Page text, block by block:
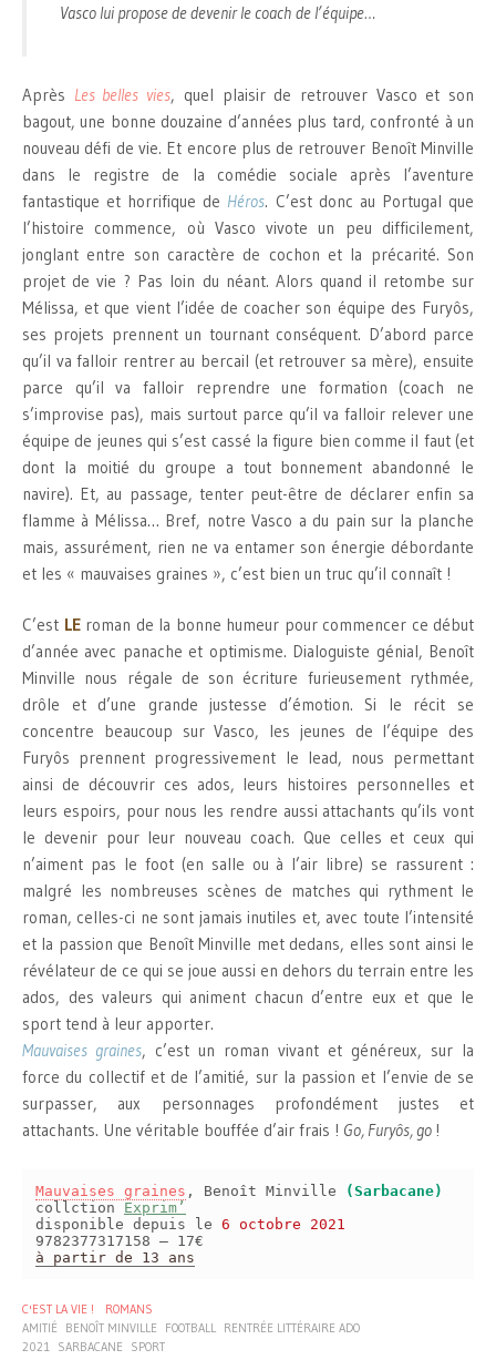
Vasco lui propose de devenir le coach de l’équipe…
Après Les belles vies, quel plaisir de retrouver Vasco et son
bagout, une bonne douzaine d’années plus tard, confronté à un
nouveau défi de vie. Et encore plus de retrouver Benoît Minville
dans le registre de la comédie sociale après l’aventure
fantastique et horrifique de Héros. C’est donc au Portugal que
l’histoire commence, où Vasco vivote un peu difficilement,
jonglant entre son caractère de cochon et la précarité. Son
projet de vie ? Pas loin du néant. Alors quand il retombe sur
Mélissa, et que vient l’idée de coacher son équipe des Furyôs,
ses projets prennent un tournant conséquent. D’abord parce
qu’il va falloir rentrer au bercail (et retrouver sa mère), ensuite
parce qu’il va falloir reprendre une formation (coach ne
s’improvise pas), mais surtout parce qu’il va falloir relever une
équipe de jeunes qui s’est cassé la figure bien comme il faut (et
dont la moitié du groupe a tout bonnement abandonné le
navire). Et, au passage, tenter peut-être de déclarer enfin sa
flamme à Mélissa… Bref, notre Vasco a du pain sur la planche
mais, assurément, rien ne va entamer son énergie débordante
et les « mauvaises graines », c’est bien un truc qu’il connaît !
C’est LEroman de la bonne humeur pour commencer ce début
d’année avec panache et optimisme. Dialoguiste génial, Benoît
Minville nous régale de son écriture furieusement rythmée,
drôle et d’une grande justesse d’émotion. Si le récit se
concentre beaucoup sur Vasco, les jeunes de l’équipe des
Furyôs prennent progressivement le lead, nous permettant
ainsi de découvrir ces ados, leurs histoires personnelles et
leurs espoirs, pour nous les rendre aussi attachants qu’ils vont
le devenir pour leur nouveau coach. Que celles et ceux qui
n’aiment pas le foot (en salle ou à l’air libre) se rassurent :
malgré les nombreuses scènes de matches qui rythment le
roman, celles-ci ne sont jamais inutiles et, avec toute l’intensité
et la passion que Benoît Minville met dedans, elles sont ainsi le
révélateur de ce qui se joue aussi en dehors du terrain entre les
ados, des valeurs qui animent chacun d’entre eux et que le
sport tend à leur apporter.
Mauvaises graines, c’est un roman vivant et généreux, sur la
force du collectif et de l’amitié, sur la passion et l’envie de se
surpasser, aux personnages profondément justes et
attachants. Une véritable bouffée d’air frais ! Go, Furyôs, go !
Mauvaises graines , Benoît Minville
(Sarbacane)
collction Exprim’
disponible depuis le 6 octobre 2021
9782377317158 – 17€
à partir de 13 ans
C'EST LA VIE !
ROMANS
AMITIÉ
BENOÎT MINVILLE FOOTBALL RENTRÉE LITTÉRAIRE ADO
2021 SARBACANE SPORT